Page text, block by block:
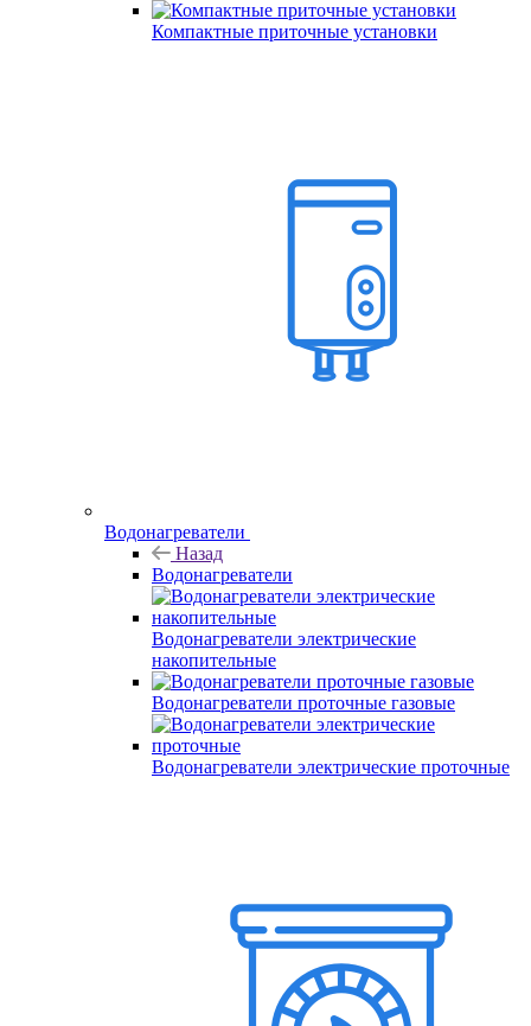
Компактные приточные установки
Водонагреватели
Назад
Водонагреватели
Водонагреватели электрические
накопительные
Водонагреватели проточные газовые
Водонагреватели электрические проточные